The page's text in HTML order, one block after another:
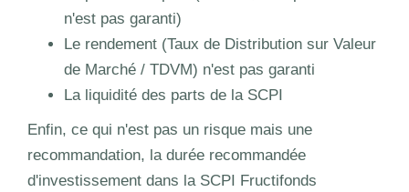
n'est pas garanti)
Le rendement (Taux de Distribution sur Valeur
de Marché / TDVM) n'est pas garanti
La liquidité des parts de la SCPI
Enfin, ce qui n'est pas un risque mais une
recommandation, la durée recommandée
d'investissement dans la SCPI Fructifonds